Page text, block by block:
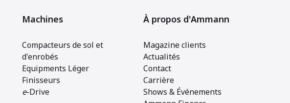
Machines
Compacteurs de sol et
d'enrobés
Equipments Léger
Finisseurs
e-Drive
À propos d'Ammann
Magazine clients
Actualités
Contact
Carrière
Shows & Événements